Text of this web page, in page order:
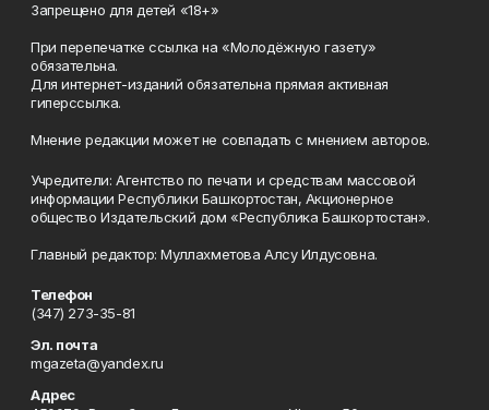
Запрещено для детей «18+»
При перепечатке ссылка на «Молодёжную газету»
обязательна.
Для интернет-изданий обязательна прямая активная
гиперссылка.
Мнение редакции может не совпадать с мнением авторов.
Учредители: Агентство по печати и средствам массовой
информации Республики Башкортостан, Акционерное
общество Издательский дом «Республика Башкортостан».
Главный редактор: Муллахметова Алсу Илдусовна.
Телефон
(347) 273-35-81
Эл. почта
mgazeta@yandex.ru
Адрес